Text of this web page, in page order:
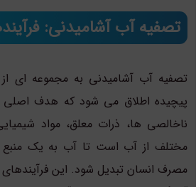
تصفیه آب آشامیدنی:
تصفیه آب آشامیدنی به مجموعه ای
پیچیده اطلاق می شود که هدف اصلی
ناخالصی ها، ذرات معلق، مواد
مختلف از آب است تا آب به یک منبع
مصرف انسان تبدیل شود. این